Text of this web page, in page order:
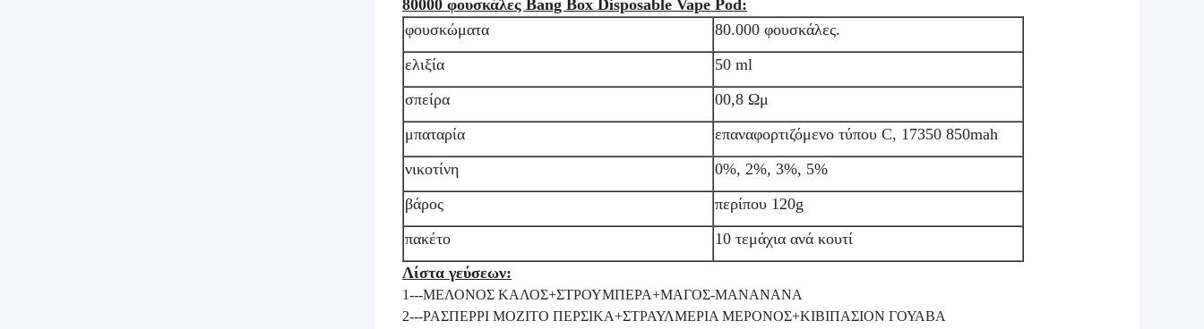
80000 φουσκάλες Bang Box Disposable Vape Pod:
φουσκώματα
80.000 φουσκάλες.
ελιξία
50 ml
σπείρα
00,8 Ωμ
μπαταρία
επαναφορτιζόμενο τύπου C, 17350 850mah
νικοτίνη
0%, 2%, 3%, 5%
βάρος
περίπου 120g
πακέτο
10 τεμάχια ανά κουτί
Λίστα γεύσεων:
1---ΜΕΛΟΝΟΣ ΚΑΛΟΣ+ΣΤΡΟΥΜΠΕΡΑ+ΜΑΓΟΣ-ΜΑΝΑΝΑΝΑ
2---ΡΑΣΠΕΡΡΙ ΜΟΖΙΤΟ ΠΕΡΣΙΚΑ+ΣΤΡΑΥΛΜΕΡΙΑ ΜΕΡΟΝΟΣ+ΚΙΒΙΠΑΣΙΟΝ ΓΟΥΑΒΑ